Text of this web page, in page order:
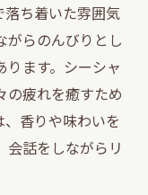
落ち着いた雰囲気
がらのんびりとし
ます。シーシャ
の疲れを癒すため
香りや味わいを
会話をしながらリ